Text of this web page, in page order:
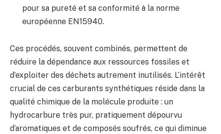
pour sa pureté et sa conformité à la norme
européenne EN15940.
Ces procédés, souvent combinés, permettent de
réduire la dépendance aux ressources fossiles et
d’exploiter des déchets autrement inutilisés. L’intérêt
crucial de ces carburants synthétiques réside dans la
qualité chimique de la molécule produite : un
hydrocarbure très pur, pratiquement dépourvu
d’aromatiques et de composés soufrés, ce qui diminue